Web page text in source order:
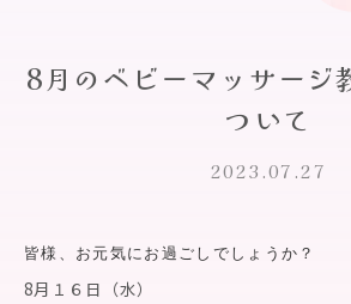
8月のベビーマッサージ
ついて
2023.07.27
皆様、お元気にお過ごしでしょうか？
8月１６日（水）